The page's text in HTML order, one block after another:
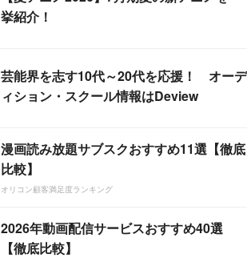
挙紹介！
芸能界を志す10代～20代を応援！ オーデ
ィション・スクール情報はDeview
漫画読み放題サブスクおすすめ11選【徹底
比較】
オリコン顧客満足度ランキング
2026年動画配信サービスおすすめ40選
【徹底比較】